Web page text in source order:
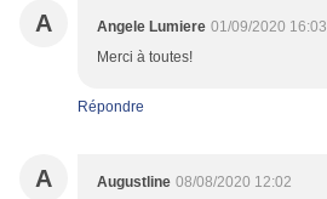
A Angele Lumiere 01/09/2020 16:03
Merci à toutes!
Répondre
A Augustline 08/08/2020 12:02